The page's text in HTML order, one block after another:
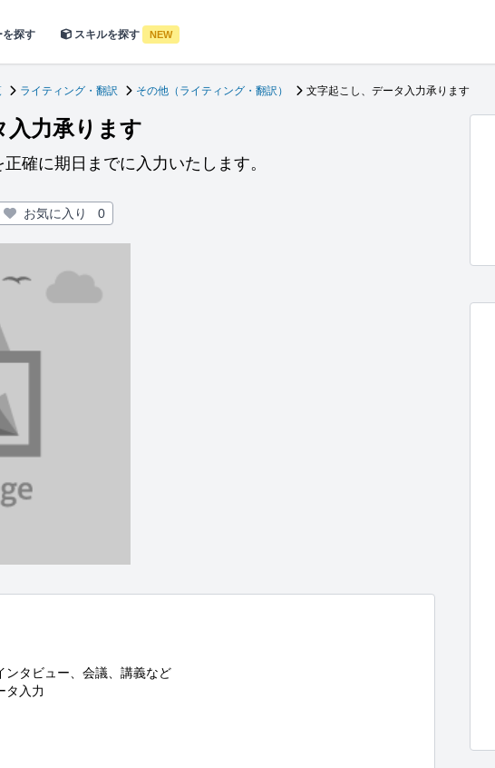
を探す スキルを探す NEW
ライティング・翻訳 その他（ライティング・翻訳） 文字起こし、データ入力承ります
入力承ります
確に期日までに入力いたします。
お気に入り 0
ンタビュー、会議、講義など
タ入力